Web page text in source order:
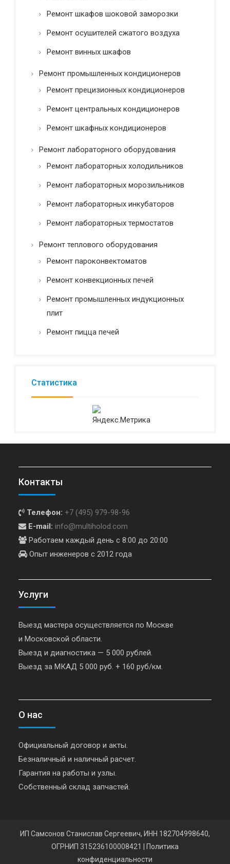
Ремонт шкафов шоковой заморозки
Ремонт осушителей сжатого воздуха
Ремонт винных шкафов
Ремонт промышленных кондиционеров
Ремонт прецизионных кондиционеров
Ремонт центральных кондиционеров
Ремонт шкафных кондиционеров
Ремонт лабораторного оборудования
Ремонт лабораторных холодильников
Ремонт лабораторных морозильников
Ремонт лабораторных инкубаторов
Ремонт лабораторных термостатов
Ремонт теплового оборудования
Ремонт пароконвектоматов
Ремонт конвекционных печей
Ремонт промышленных индукционных
плит
Ремонт пицца печей
Статистика
Контакты
Телефон: +7 (495) 979-98-96
E-mail: info@multiholod.com
Работаем каждый день с 8:00 до 20:00
Опыт инженеров с 2012 года
Услуги
Выезд мастера осуществляется по Москве
и Московской области.
Выезд и диагностика — 5 000 рублей.
Выезд за МКАД 5 000 руб. + 160 руб/км.
О нас
Официальный договор и акты.
Безналичный и наличный расчет.
Гарантия на работы и узлы.
Собственный склад запчастей.
ИП Самсонов Станислав Сергеевич, ИНН 182704998640,
ОГРНИП 315236100008421
Политика
конфиденциальности